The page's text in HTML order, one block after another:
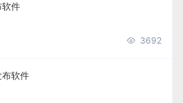
软件
3692
软件